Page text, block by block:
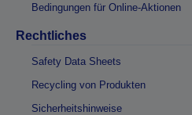
Bedingungen für Online-Aktionen
Rechtliches
Safety Data Sheets
Recycling von Produkten
Sicherheitshinweise